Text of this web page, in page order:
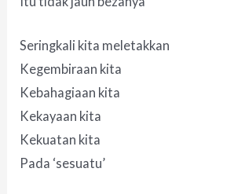
Seringkali kita meletakkan
Kegembiraan kita
Kebahagiaan kita
Kekayaan kita
Kekuatan kita
Pada ‘sesuatu’